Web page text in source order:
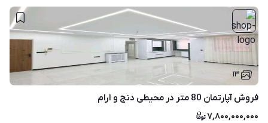
۱۳
فروش آپارتمان 80 متر در محیطی دنج و ارام
۷,۸۰۰,۰۰۰,۰۰۰